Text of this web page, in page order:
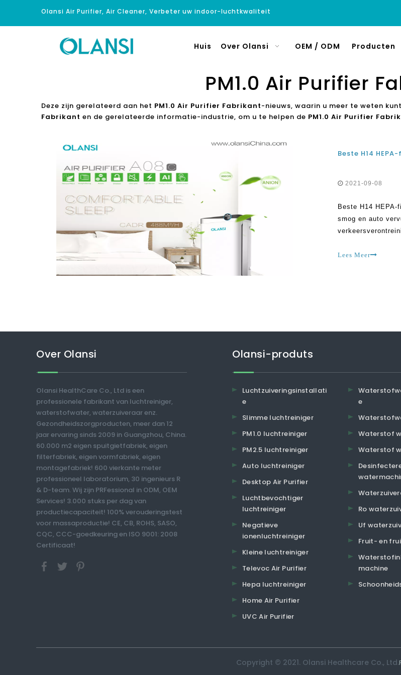
Olansi Air Purifier, Air Cleaner, Verbeter uw indoor-luchtkwaliteit
Huis Over Olansi OEM / ODM Producten
PM1.0 Air Purifier
Deze zijn gerelateerd aan het PM1.0 Air Purifier Fabrikant-nieuws, waarin u meer te weten
Fabrikant en de gerelateerde informatie-industrie, om u te helpen de PM1.0 Air Purifier
2021-09-08
Beste H14
smog en auto
dat is hoe je
Lees Meer
Over Olansi
Olansi HealthCare Co., Ltd is een
professionele fabrikant van luchtreiniger,
waterstofwater, waterzuiveraar enz.
Gezondheidszorgproducten, meer dan 12
jaar ervaring sinds 2009 in Guangzhou, China.
60.000 m2 eigen spuitgietfabriek, eigen
filterfabriek, eigen vormfabriek, eigen
montagefabriek! 600 vierkante meter
professioneel laboratorium, 30 ingenieurs R
& D-team. Wij zijn PRFessional in ODM, OEM
Services! 3.000 stuks per dag van
productiecapaciteit! 100% verouderingstest
voor massaproductie! CE, CB, ROHS, SASO,
CQC, CCC-goedkeuring en ISO 9001: 2008
Certificaat!
Olansi-produts
Luchtzuiveringsinstallati
e
Slimme luchtreiniger
PM1.0 luchtreiniger
PM2.5 luchtreiniger
Auto luchtreiniger
Desktop Air Purifier
Luchtbevochtiger
luchtreiniger
Negatieve
ionenluchtreiniger
Kleine luchtreiniger
Televoc Air Purifier
Hepa luchtreiniger
Home Air Purifier
UVC Air Purifier
e
Waterstof
Waterstof
Ro
Uf
Fruit- en
machine
Copyright © 2021. Olansi Healthcare Co., Ltd.